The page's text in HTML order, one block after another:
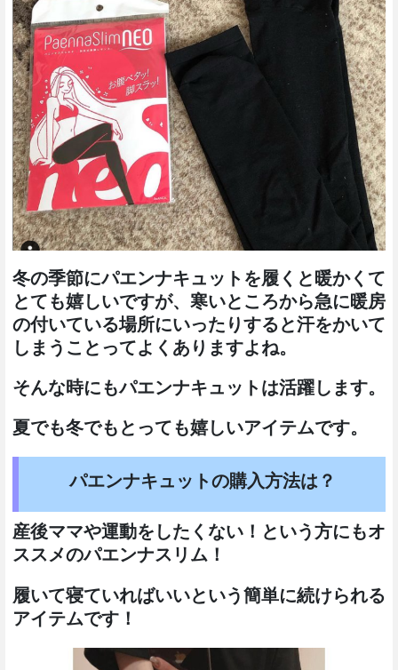
冬の季節にパエンナキュットを履くと暖かくて
とても嬉しいですが、寒いところから急に暖房
の付いている場所にいったりすると汗をかいて
しまうことってよくありますよね。
そんな時にもパエンナキュットは活躍します。
夏でも冬でもとっても嬉しいアイテムです。
パエンナキュットの購入方法は？
産後ママや運動をしたくない！という方にもオ
ススメのパエンナスリム！
履いて寝ていればいいという簡単に続けられる
アイテムです！